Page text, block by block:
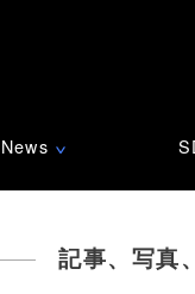
News ∨
記事、写真